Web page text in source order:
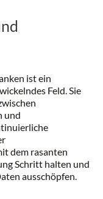
ist ein
Feld. Sie
und
dem rasanten
Schritt halten und
ausschöpfen.